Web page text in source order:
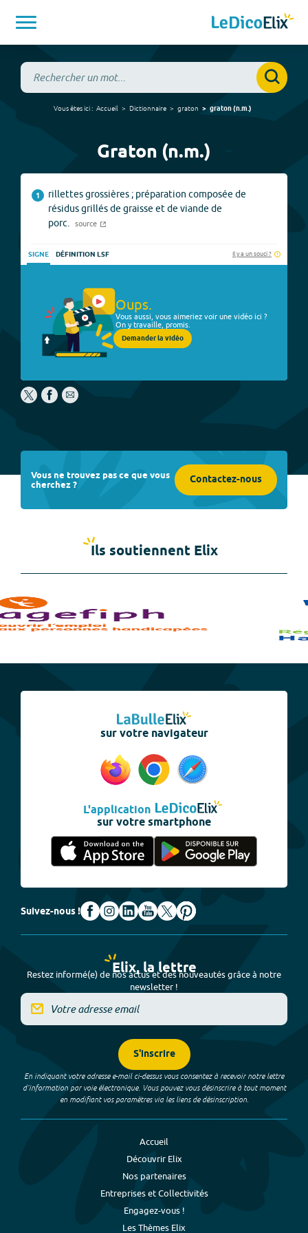
Vous êtes ici : Accueil Dictionnaire graton graton(n.m.)
Graton (n.m.)
1
rillettes grossières ; préparation composée de
résidus grillés de graisse et de viande de
porc.
source
SIGNE DÉFINITION LSF Il y a un souci ?
Oups.
Vous aussi, vous aimeriez voir une vidéo ici ?
On y travaille, promis.
Demander la vidéo
Vous ne trouvez pas ce que vous
cherchez ? Contactez-nous
Ils soutiennent Elix
sur votre navigateur
L'application
sur votre smartphone
Suivez-nous !
Elix, la lettre
Restez informé(e) de nos actus et des nouveautés grâce à notre
newsletter !
S'inscrire
En indiquant votre adresse e-mail ci-dessus vous consentez à recevoir notre lettre
d’information par voie électronique. Vous pouvez vous désinscrire à tout moment
en modifiant vos paramètres via les liens de désinscription.
Accueil
Découvrir Elix
Nos partenaires
Entreprises et Collectivités
Engagez-vous !
Les Thèmes Elix